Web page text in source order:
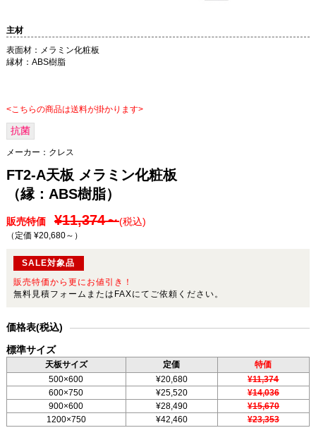
主材
表面材：メラミン化粧板
縁材：ABS樹脂
<こちらの商品は送料が掛かります>
抗菌
メーカー： クレス
FT2-A天板 メラミン化粧板
（縁：ABS樹脂）
販売特価 ¥11,374～(税込)
（定価 ¥20,680～ ）
SALE対象品
販売特価から更にお値引き！
無料見積フォームまたはFAXにてご依頼ください。
価格表(税込)
標準サイズ
天板サイズ 定価
特価
500×600
¥20,680
¥11,374
600×750
¥25,520
¥14,036
900×600
¥28,490
¥15,670
1200×750
¥42,460 ¥23,353